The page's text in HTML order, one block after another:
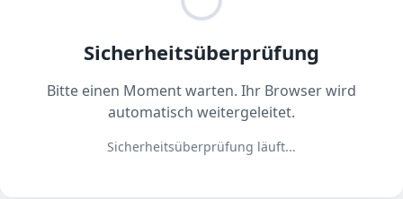
Sicherheitsüberprüfung
Bitte einen Moment warten. Ihr Browser wird
automatisch weitergeleitet.
Sicherheitsüberprüfung läuft...